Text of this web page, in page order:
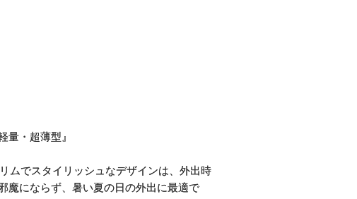
量・超薄型』
ムでスタイリッシュなデザインは、外出時
魔にならず、暑い夏の日の外出に最適で